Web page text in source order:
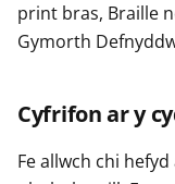
print bras, Braille
Gymorth
Cyfrifon ar y
Fe allwch chi